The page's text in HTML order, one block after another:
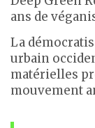
ans de
La
urbain
matérielles
mouvement